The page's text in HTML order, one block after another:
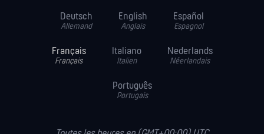
Deutsch
Allemand
English
Anglais
Español
Espagnol
Français
Français
Italiano
Italien
Nederlands
Néerlandais
Português
Portugais